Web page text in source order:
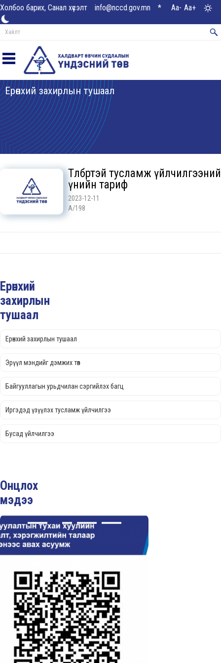
Холбоо барих, Санал хүсэлт info@nccd.gov.mn * Aa- Aa+
Ерөнхий захирлын тушаал
Төлбөртэй тусламж үйлчилгээний
үнийн тариф
2023-12-11
A/198
Ерөнхий
захирлын
тушаал
Ерөнхий захирлын тушаал
Эрүүл мэндийг дэмжих төв
Байгууллагын урьдчилан сэргийлэх багц
Иргэдэд үзүүлэх тусламж үйлчилгээ
Бусад үйлчилгээ
Онцлох
мэдээ